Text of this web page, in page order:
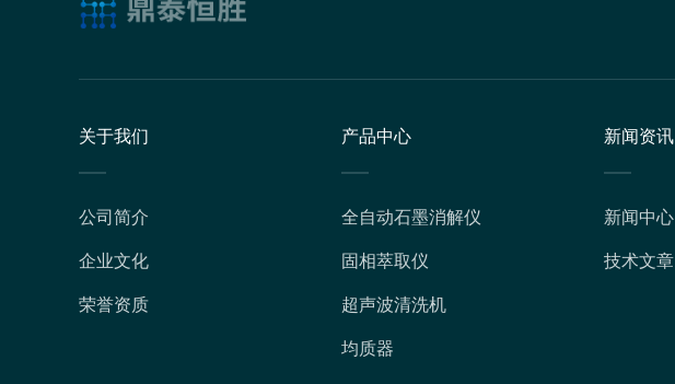
关于我们
公司简介
企业文化
荣誉资质
产品中心
全自动石墨消解仪
固相萃取仪
超声波清洗机
均质器
新闻资讯
新闻中心
技术文章